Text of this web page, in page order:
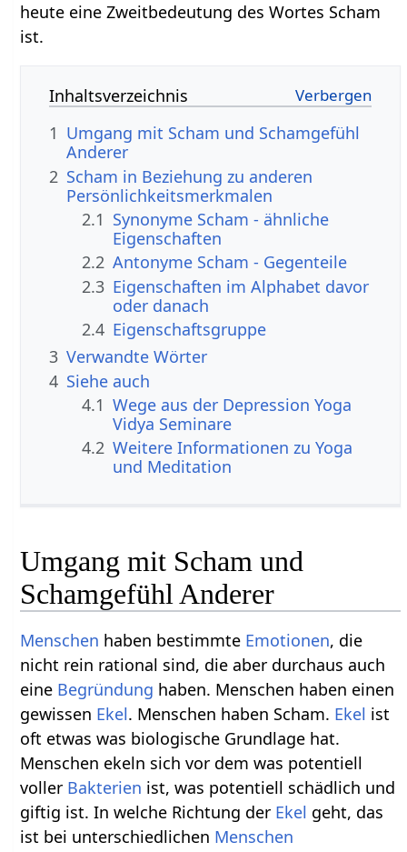
heute eine Zweitbedeutung des Wortes Scham
ist.
Inhaltsverzeichnis
1 Umgang mit Scham und Schamgefühl
Anderer
2 Scham in Beziehung zu anderen
Persönlichkeitsmerkmalen
2.1 Synonyme Scham - ähnliche
Eigenschaften
2.2 Antonyme Scham - Gegenteile
2.3 Eigenschaften im Alphabet davor
oder danach
2.4 Eigenschaftsgruppe
3 Verwandte Wörter
4 Siehe auch
4.1 Wege aus der Depression Yoga
Vidya Seminare
4.2 Weitere Informationen zu Yoga
und Meditation
Umgang mit Scham und
Schamgefühl Anderer
Menschen haben bestimmte Emotionen, die
nicht rein rational sind, die aber durchaus auch
eine Begründung haben. Menschen haben einen
gewissen Ekel. Menschen haben Scham. Ekel ist
oft etwas was biologische Grundlage hat.
Menschen ekeln sich vor dem was potentiell
voller Bakterien ist, was potentiell schädlich und
giftig ist. In welche Richtung der Ekel geht, das
ist bei unterschiedlichen Menschen